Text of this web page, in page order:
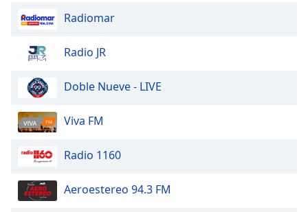
Radiomar
Radio JR
Doble Nueve - LIVE
Viva FM
Radio 1160
Aeroestereo 94.3 FM